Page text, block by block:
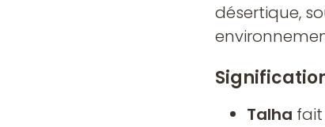
désertique,
Talha